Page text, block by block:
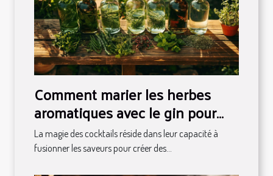
Comment marier les herbes
aromatiques avec le gin pour
des cocktails uniques
La magie des cocktails réside dans leur capacité à
fusionner les saveurs pour créer des...